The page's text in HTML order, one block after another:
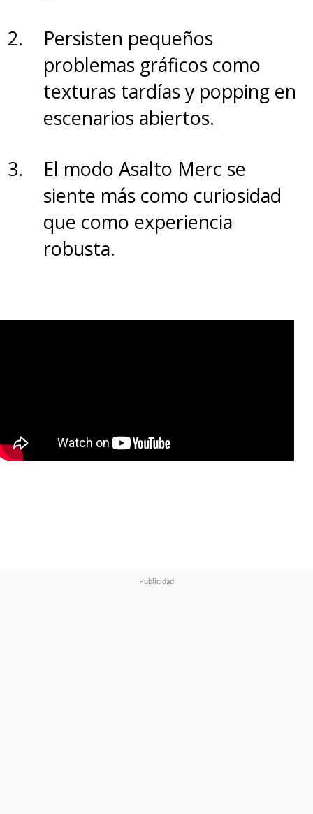
Persisten pequeños
problemas gráficos como
texturas tardías y popping en
escenarios abiertos.
El modo Asalto Merc se
siente más como curiosidad
que como experiencia
robusta.